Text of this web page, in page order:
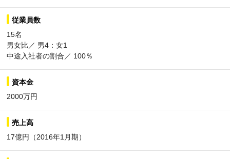
従業員数
15名
男女比／ 男4：女1
中途入社者の割合／ 100％
資本金
2000万円
売上高
17億円（2016年1月期）